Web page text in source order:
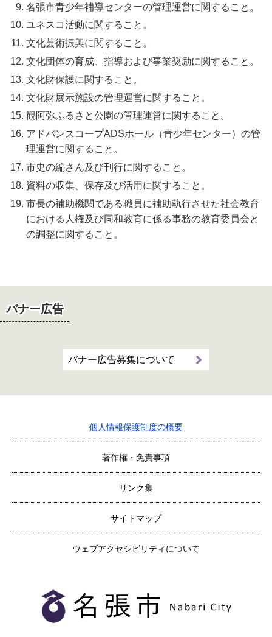
名張市青少年補導センターの管理運営に関すること。
ユネスコ活動に関すること。
文化芸術振興に関すること。
文化団体の育成、指導および事業奨励に関すること。
文化財保護に関すること。
文化財展示施設の管理運営に関すること。
観阿弥ふるさと公園の管理運営に関すること。
アドバンスコープADSホール（青少年センター）の管
理運営に関すること。
市史の編さん及び刊行に関すること。
資料の収集、保存及び活用に関すること。
市長の補助機関である職員に補助執行させた社会教育
における人権及び同和教育に係る事務の教育委員会と
の調整に関すること。
バナー広告
バナー広告募集について
個人情報保護制度の概要
著作権・免責事項
リンク集
サイトマップ
ウェブアクセシビリティについて